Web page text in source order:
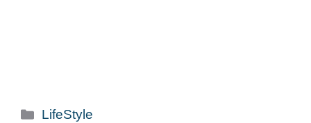
Categorie
LifeStyle